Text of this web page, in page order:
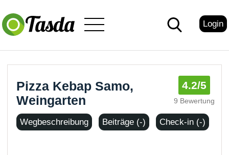
Login
Pizza Kebap Samo,
Weingarten
4.2/5
9 Bewertung
Wegbeschreibung Beiträge (-) Check-in (-)